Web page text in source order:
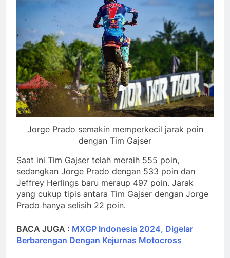
Jorge Prado semakin memperkecil jarak poin
dengan Tim Gajser
Saat ini Tim Gajser telah meraih 555 poin,
sedangkan Jorge Prado dengan 533 poin dan
Jeffrey Herlings baru meraup 497 poin. Jarak
yang cukup tipis antara Tim Gajser dengan Jorge
Prado hanya selisih 22 poin.
BACA JUGA : MXGP Indonesia 2024, Digelar
Berbarengan Dengan Kejurnas Motocross